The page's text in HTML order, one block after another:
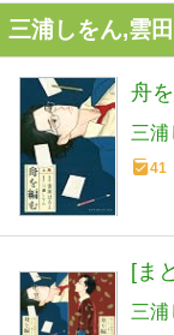
三浦しをん,雲
舟
三浦
41
[ま
三浦